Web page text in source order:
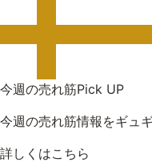
今週の売れ筋Pick UP
今週の売れ筋情報をギュ
詳しくはこちら